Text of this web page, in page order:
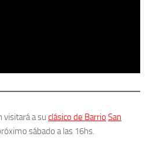
visitará a su clásico de Barrio San
sábado a las 16hs.